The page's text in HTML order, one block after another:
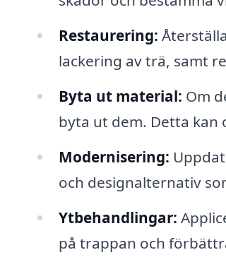
Restaurering:
lackering av trä, samt
Byta ut material: Om
byta ut dem. Detta
Modernisering:
och designalternativ
Ytbehandlingar:
på trappan och